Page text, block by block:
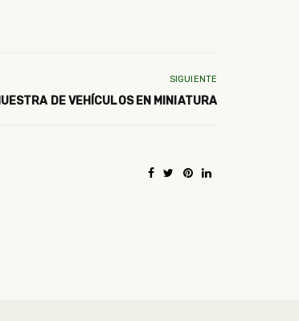
SIGUIENTE
DE VEHÍCULOS EN MINIATURA